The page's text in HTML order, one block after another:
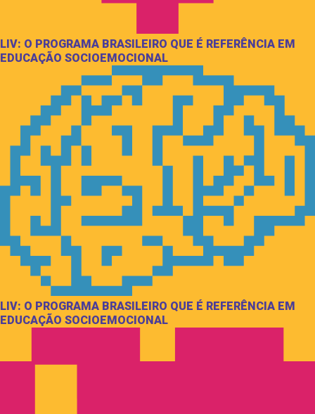
LIV: O PROGRAMA BRASILEIRO QUE É REFERÊNCIA EM
EDUCAÇÃO SOCIOEMOCIONAL
LIV: O PROGRAMA BRASILEIRO QUE É REFERÊNCIA EM
EDUCAÇÃO SOCIOEMOCIONAL